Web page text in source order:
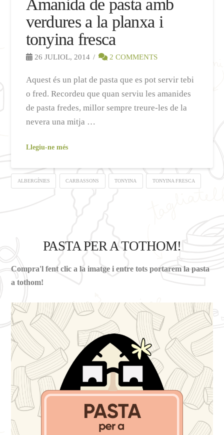
Amanida de pasta amb
verdures a la planxa i
tonyina fresca
26 JULIOL, 2014 2 COMMENTS
Aquest és un plat de pasta que es pot servir tebi
o fred. Recordeu que quan serviu les amanides
de pasta fredes, millor sempre treure-les de la
nevera una mitja …
Llegiu-ne més
ALBERGÍNIES CARBASSONS TONYINA TONYINA FRESCA
PASTA PER A TOTHOM!
Compra'l fent clic a la imatge i entre tots portarem la pasta
a tothom!